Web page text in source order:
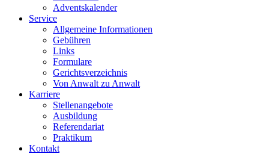
Adventskalender
Service
Allgemeine Informationen
Gebühren
Links
Formulare
Gerichtsverzeichnis
Von Anwalt zu Anwalt
Karriere
Stellenangebote
Ausbildung
Referendariat
Praktikum
Kontakt